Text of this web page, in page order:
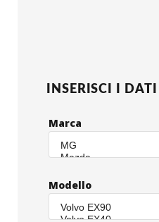
INSERISCI I
Marca
Modello